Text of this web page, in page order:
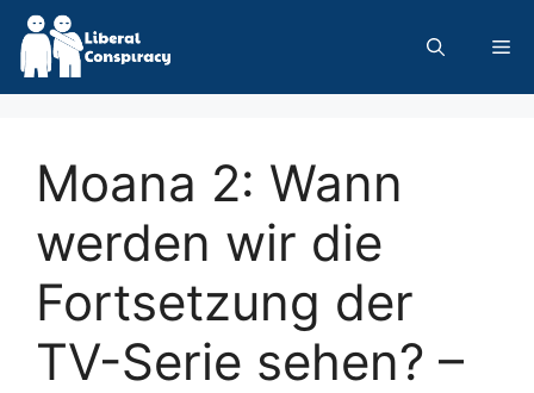
Skip
content
Moana 2: Wann
werden wir die
Fortsetzung der
TV-Serie sehen? –